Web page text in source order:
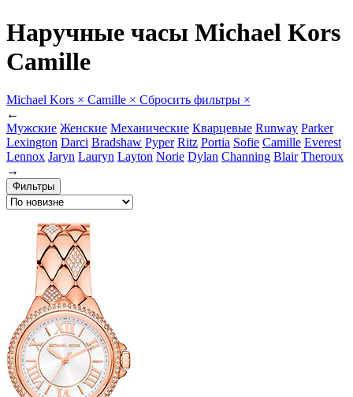
Наручные часы Michael Kors
Camille
Michael Kors × Camille × Сбросить фильтры ×
←
Мужские Женские Механические Кварцевые Runway Parker
Lexington Darci Bradshaw Pyper Ritz Portia Sofie Camille Everest
Lennox Jaryn Lauryn Layton Norie Dylan Channing Blair Theroux
→
Фильтры